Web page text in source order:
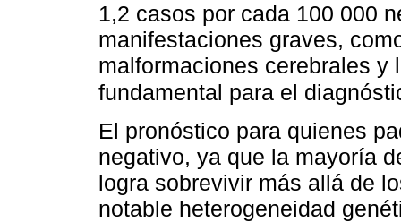
1,2 casos por cada 100 000
manifestaciones graves,
malformaciones cerebrales y
fundamental para el
El pronóstico para quienes
negativo, ya que la mayoría
logra sobrevivir más allá de
notable heterogeneidad